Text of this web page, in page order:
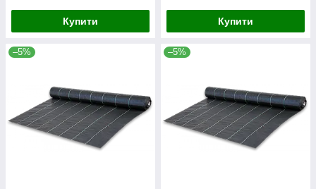
Купити Купити
–5% –5%